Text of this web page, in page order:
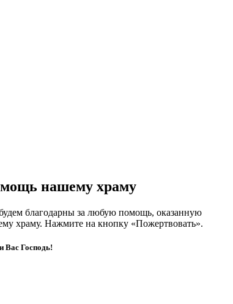
нашему храму
благодарны за любую помощь, оказанную
храму. Нажмите на кнопку «Пожертвовать».
Вас Господь!